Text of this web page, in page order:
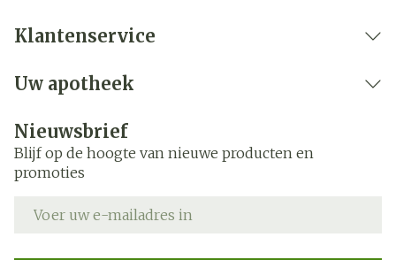
Klantenservice
Uw apotheek
Nieuwsbrief
Blijf op de hoogte van nieuwe producten en
promoties